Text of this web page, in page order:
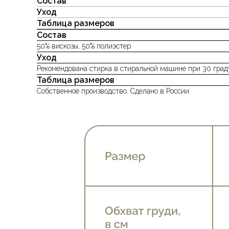
Уход
Таблица размеров
Состав
50% вискозы, 50% полиэстер
Уход
Рекомендована стирка в стиральной машине при 30
Таблица размеров
Собственное производство. Сделано в России.